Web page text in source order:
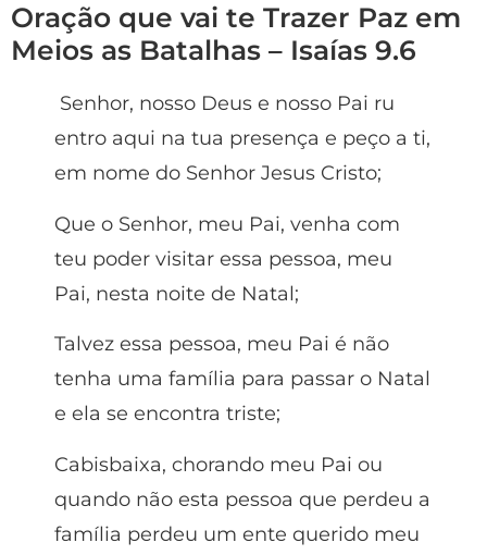
Oração que vai te Trazer Paz em
Meios as Batalhas – Isaías 9.6
Senhor, nosso Deus e nosso Pai ru
entro aqui na tua presença e peço a ti,
em nome do Senhor Jesus Cristo;
Que o Senhor, meu Pai, venha com
teu poder visitar essa pessoa, meu
Pai, nesta noite de Natal;
Talvez essa pessoa, meu Pai é não
tenha uma família para passar o Natal
e ela se encontra triste;
Cabisbaixa, chorando meu Pai ou
quando não esta pessoa que perdeu a
família perdeu um ente querido meu